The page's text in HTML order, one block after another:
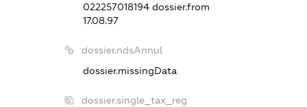
022257018194dossier.from
17.08.97
dossier.ndsAnnul
dossier.missingData
dossier.single_tax_reg